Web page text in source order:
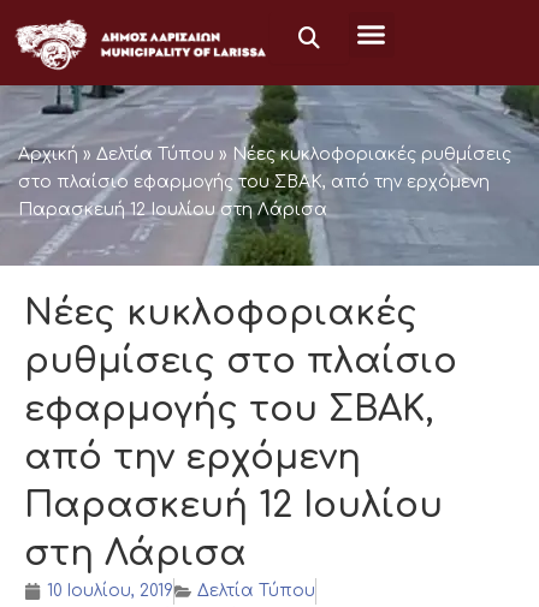
στο
περιεχόμενο
Αρχική » Δελτία Τύπου » Νέες κυκλοφοριακές ρυθμίσεις
στο πλαίσιο εφαρμογής του ΣΒΑΚ, από την ερχόμενη
Παρασκευή 12 Ιουλίου στη Λάρισα
Νέες κυκλοφοριακές
ρυθμίσεις στο πλαίσιο
εφαρμογής του ΣΒΑΚ,
από την ερχόμενη
Παρασκευή 12 Ιουλίου
στη Λάρισα
10 Ιουλίου, 2019
Δελτία Τύπου